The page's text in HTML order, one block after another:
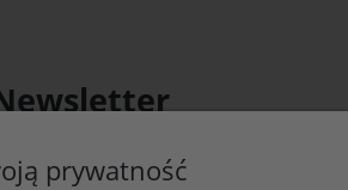
o nowościach i promocjach.
prywatność